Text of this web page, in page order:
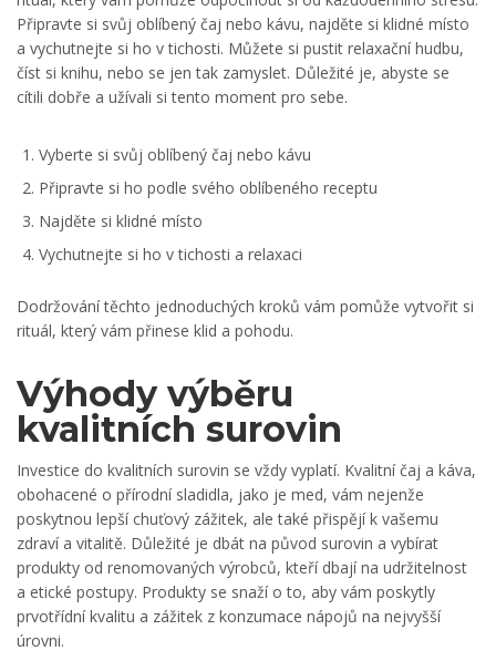
Připravte si svůj oblíbený čaj nebo kávu, najděte si klidné místo
a vychutnejte si ho v tichosti. Můžete si pustit relaxační hudbu,
číst si knihu, nebo se jen tak zamyslet. Důležité je, abyste se
cítili dobře a užívali si tento moment pro sebe.
Vyberte si svůj oblíbený čaj nebo kávu
Připravte si ho podle svého oblíbeného receptu
Najděte si klidné místo
Vychutnejte si ho v tichosti a relaxaci
Dodržování těchto jednoduchých kroků vám pomůže vytvořit si
rituál, který vám přinese klid a pohodu.
Výhody výběru
kvalitních surovin
Investice do kvalitních surovin se vždy vyplatí. Kvalitní čaj a káva,
obohacené o přírodní sladidla, jako je med, vám nejenže
poskytnou lepší chuťový zážitek, ale také přispějí k vašemu
zdraví a vitalitě. Důležité je dbát na původ surovin a vybírat
produkty od renomovaných výrobců, kteří dbají na udržitelnost
a etické postupy. Produkty se snaží o to, aby vám poskytly
prvotřídní kvalitu a zážitek z konzumace nápojů na nejvyšší
úrovni.